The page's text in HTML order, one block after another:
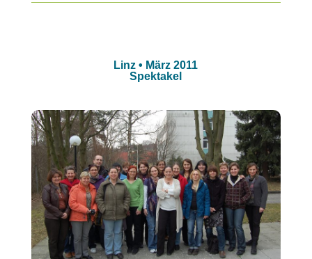
Linz • März 2011
Spektakel